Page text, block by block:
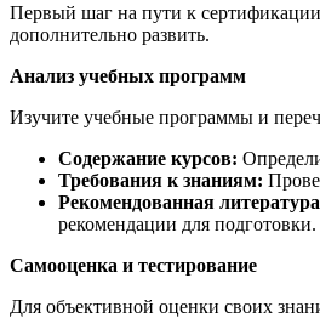
Первый шаг на пути к
дополнительно развить.
Анализ учебных программ
Изучите учебные программы и
Содержание курсов:
Требования к знаниям:
Рекомендованная
рекомендации для подготовки.
Самооценка и тестирование
Для объективной оценки своих